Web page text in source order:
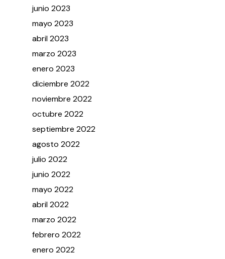
junio2023
mayo2023
abril2023
marzo2023
enero2023
diciembre2022
noviembre2022
octubre2022
septiembre2022
agosto2022
julio2022
junio2022
mayo2022
abril2022
marzo2022
febrero2022
enero2022